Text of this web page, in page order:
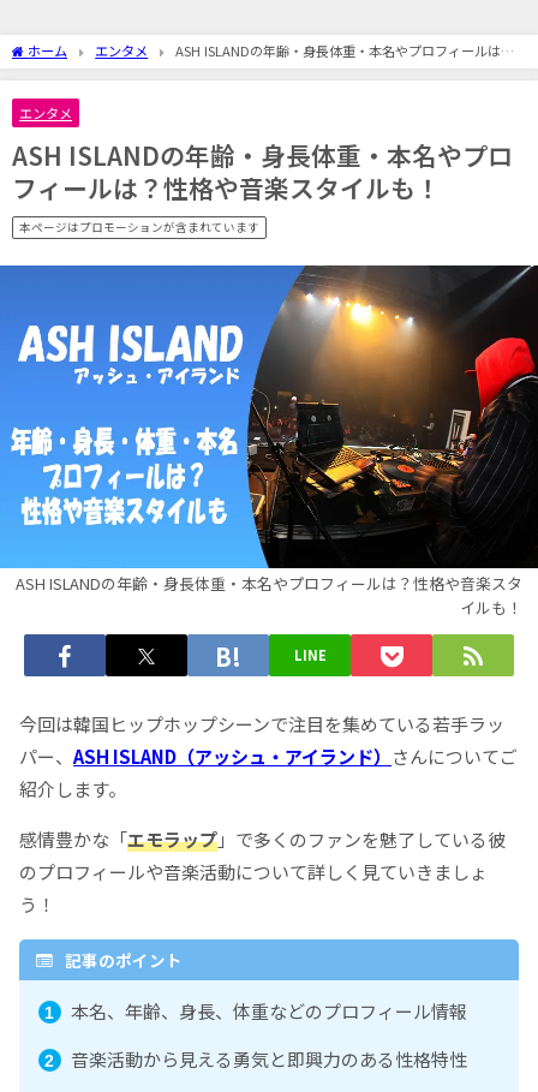
ホーム エンタメ
ASH ISLANDの年齢・身長体重・本名やプロフィールは？
性格や音楽スタイルも！
エンタメ
ASH ISLANDの年齢・身長体重・本名やプロ
フィールは？性格や音楽スタイルも！
本ページはプロモーションが含まれています
ASH ISLANDの年齢・身長体重・本名やプロフィールは？性格や音楽スタ
イルも！
LINE
今回は韓国ヒップホップシーンで注目を集めている若手ラッ
パー、 ASH ISLAND（アッシュ・アイランド） さんについてご
紹介します。
感情豊かな「エモラップ」で多くのファンを魅了している彼
のプロフィールや音楽活動について詳しく見ていきましょ
う！​
記事のポイント
本名、年齢、身長、体重などのプロフィール情報
音楽活動から見える勇気と即興力のある性格特性